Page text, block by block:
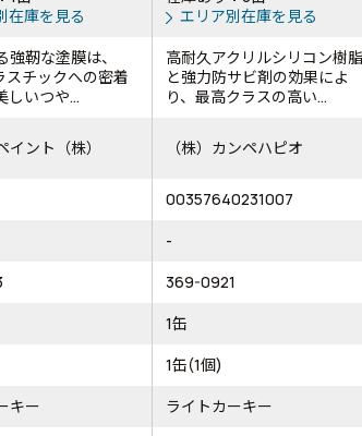
在庫を見る
エリア別在庫を見る
強靭な塗膜は、
スチックへの密着
しいつや...
高耐久アクリルシリコン樹脂
と強力防サビ剤の効果によ
り、最高クラスの高い...
イント（株） （株）カンペハピオ
00357640231007
-
369-0921
1缶
1缶(1個)
キー ライトカーキー